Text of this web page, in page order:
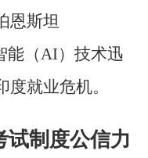
恩斯坦
能（AI）技术迅
就业危机。
试制度公信力